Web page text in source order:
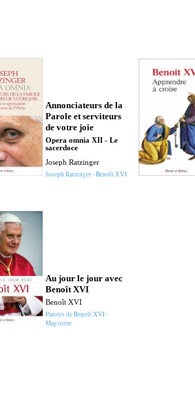
Annonciateurs de la
Parole et serviteurs
de votre joie
Opera omnia XII - Le
sacerdoce
Joseph Ratzinger
Joseph Ratzinger - Benoît XVI
Au jour le jour avec
Benoît XVI
Benoît XVI
Paroles de Benoît XVI -
Magistère